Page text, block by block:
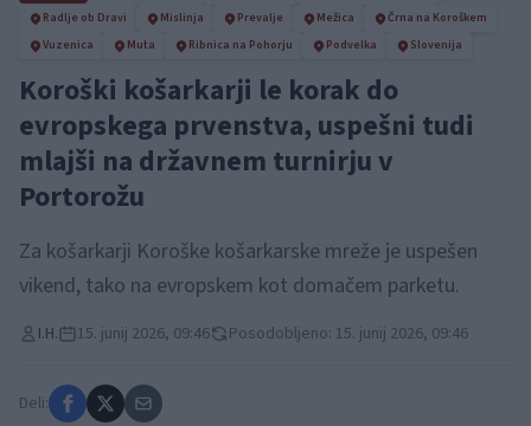
Radlje ob Dravi
Mislinja Prevalje Mežica
Črna na Koroškem
Vuzenica
Muta Ribnica na Pohorju Podvelka Slovenija
Koroški košarkarji le korak do
evropskega prvenstva, uspešni tudi
mlajši na državnem turnirju v
Portorožu
Za košarkarji Koroške košarkarske mreže je uspešen
vikend, tako na evropskem kot domačem parketu.
I.H. 15. junij 2026, 09:46 Posodobljeno: 15. junij 2026, 09:46
Deli: